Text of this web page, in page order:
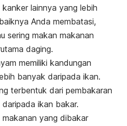
lainnya yang lebih
Anda membatasi,
sering makan makanan
daging.
memiliki kandungan
banyak daripada ikan.
terbentuk dari pembakaran
ikan bakar.
yang dibakar